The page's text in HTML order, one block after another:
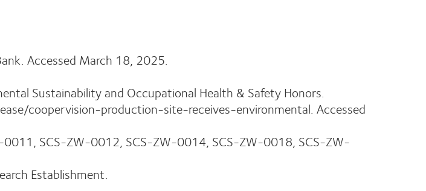
Accessed March 18, 2025.
Sustainability and Occupational Health & Safety Honors.
coopervision-production-site-receives-environmental. Accessed
0011, SCS-ZW-0012, SCS-ZW-0014, SCS-ZW-0018, SCS-ZW-
Establishment.